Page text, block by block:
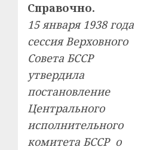
Справочно.
15 января 1938 года
сессия Верховного
Совета БССР
утвердила
постановление
Центрального
исполнительного
комитета БССР о